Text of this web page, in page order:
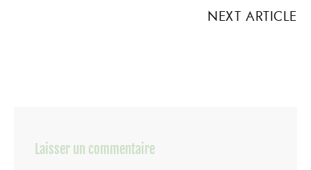
NEXT ARTICLE
Laisser un commentaire